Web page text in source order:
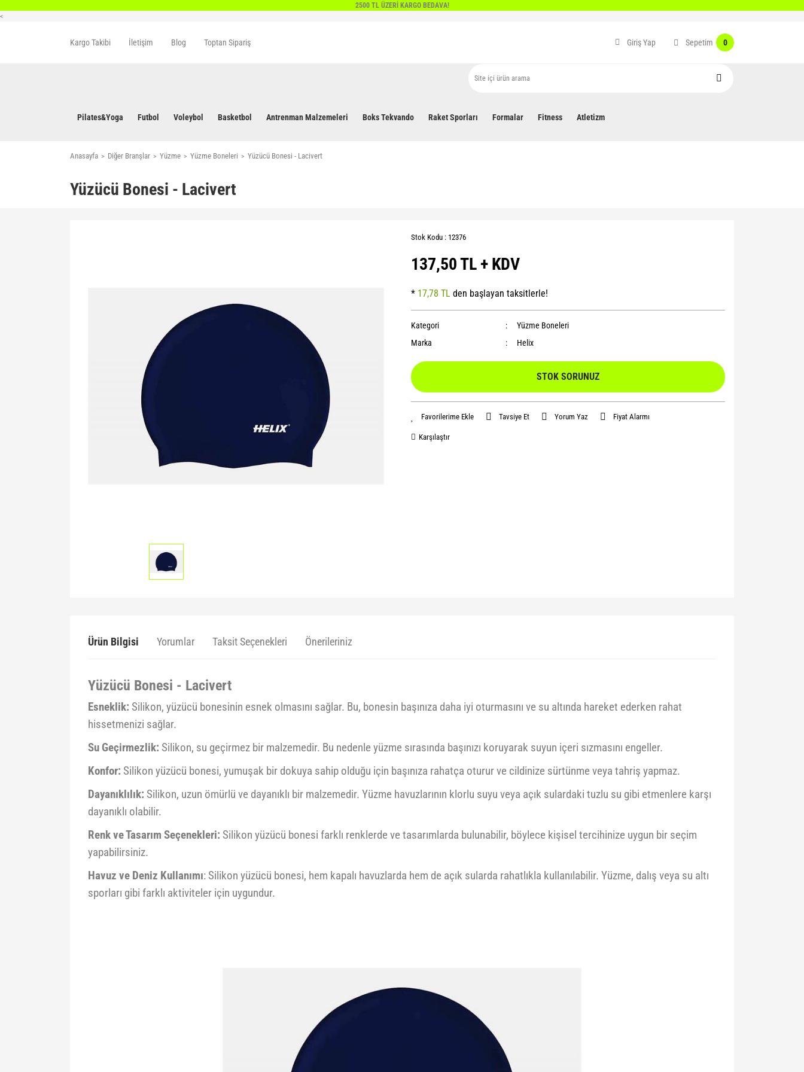
2500 TL ÜZERİ KARGO BEDAVA!
<
Kargo Takibi İletişim Blog Toptan Sipariş Giriş Yap Sepetim 0
Pilates&Yoga Futbol Voleybol Basketbol Antrenman Malzemeleri Boks Tekvando Raket Sporları Formalar Fitness Atletizm
Anasayfa Diğer Branşlar Yüzme Yüzme Boneleri Yüzücü Bonesi - Lacivert
Yüzücü Bonesi - Lacivert
Stok Kodu : 12376
137,50 TL + KDV
* 17,78 TL den başlayan taksitlerle!
Kategori
Yüzme Boneleri
Marka
Helix
STOK SORUNUZ
Tavsiye Et Yorum Yaz Fiyat Alarmı
Karşılaştır
Ürün Bilgisi Yorumlar Taksit Seçenekleri Önerileriniz
Yüzücü Bonesi - Lacivert
Esneklik: Silikon, yüzücü bonesinin esnek olmasını sağlar. Bu, bonesin başınıza daha iyi oturmasını ve su altında hareket ederken rahat
hissetmenizi sağlar.
Su Geçirmezlik: Silikon, su geçirmez bir malzemedir. Bu nedenle yüzme sırasında başınızı koruyarak suyun içeri sızmasını engeller.
Konfor: Silikon yüzücü bonesi, yumuşak bir dokuya sahip olduğu için başınıza rahatça oturur ve cildinize sürtünme veya tahriş yapmaz.
Dayanıklılık: Silikon, uzun ömürlü ve dayanıklı bir malzemedir. Yüzme havuzlarının klorlu suyu veya açık sulardaki tuzlu su gibi etmenlere karşı
dayanıklı olabilir.
Renk ve Tasarım Seçenekleri: Silikon yüzücü bonesi farklı renklerde ve tasarımlarda bulunabilir, böylece kişisel tercihinize uygun bir seçim
yapabilirsiniz.
Havuz ve Deniz Kullanımı: Silikon yüzücü bonesi, hem kapalı havuzlarda hem de açık sularda rahatlıkla kullanılabilir. Yüzme, dalış veya su altı
sporları gibi farklı aktiviteler için uygundur.